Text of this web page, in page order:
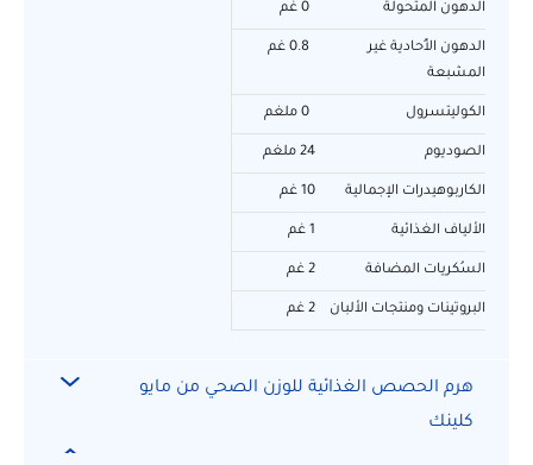
الدهون المتحولة 0 غم
الدهون الأُحادية غير
المشبعة
0.8 غم
الكوليتسرول 0 ملغم
الصوديوم 24 ملغم
الكاربوهيدرات الإجمالية 10 غم
الألياف الغذائية 1 غم
السُكريات المضافة 2 غم
البروتينات ومنتجات الألبان 2 غم
هرم الحصص الغذائية للوزن الصحي من مايو
كلينك